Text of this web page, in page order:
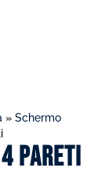
» Schermo
pareti